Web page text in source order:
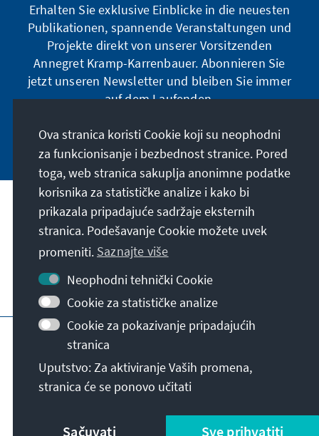
Erhalten Sie exklusive Einblicke in die neuesten
Publikationen, spannende Veranstaltungen und
Projekte direkt von unserer Vorsitzenden
Annegret Kramp-Karrenbauer. Abonnieren Sie
jetzt unseren Newsletter und bleiben Sie immer
auf dem Laufenden.
Jetzt abonnieren
Naša misija
Kontakt
Ostalo u ponudi naše fondacije
Impresum Zaštita podataka
Uslovi korišćenja
Erklärung zur Barrierefreiheit
Mapa stranice
© Konrad-Adenauer-Stiftung e.V. 2026
Ova stranica koristi Cookie koji su neophodni
za funkcionisanje i bezbednost stranice. Pored
toga, web stranica sakuplja anonimne podatke
korisnika za statističke analize i kako bi
prikazala pripadajuće sadržaje eksternih
stranica. Podešavanje Cookie možete uvek
promeniti. Saznajte više
Neophodni tehnički Cookie
Cookie za statističke analize
Cookie za pokazivanje pripadajućih
stranica
Uputstvo: Za aktiviranje Vaših promena,
stranica će se ponovo učitati
Sačuvati Sve prihvatiti